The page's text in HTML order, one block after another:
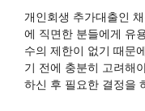
개인회생 추가대출인
에 직면한 분들에게 유
수의 제한이 없기 때문
기 전에 충분히 고려해
하신 후 필요한 결정을